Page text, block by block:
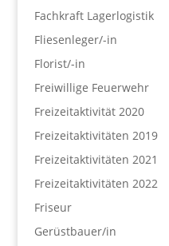
Fachkraft Lagerlogistik
Fliesenleger/-in
Florist/-in
Freiwillige Feuerwehr
Freizeitaktivität 2020
Freizeitaktivitäten 2019
Freizeitaktivitäten 2021
Freizeitaktivitäten 2022
Friseur
Gerüstbauer/in